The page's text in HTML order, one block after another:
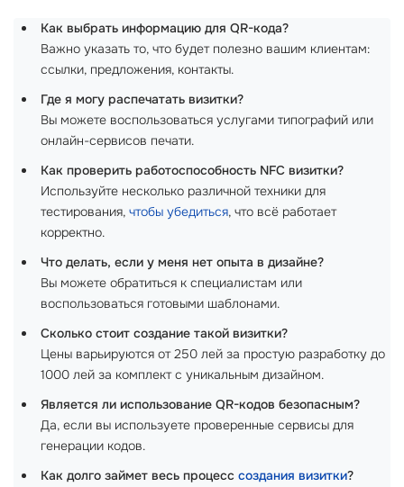
Как выбрать информацию для QR-кода?
Важно указать то, что будет полезно вашим клиентам:
ссылки, предложения, контакты.
Где я могу распечатать визитки?
Вы можете воспользоваться услугами типографий или
онлайн-сервисов печати.
Как проверить работоспособность NFC визитки?
Используйте несколько различной техники для
тестирования, чтобы убедиться, что всё работает
корректно.
Что делать, если у меня нет опыта в дизайне?
Вы можете обратиться к специалистам или
воспользоваться готовыми шаблонами.
Сколько стоит создание такой визитки?
Цены варьируются от 250 лей за простую разработку до
1000 лей за комплект с уникальным дизайном.
Является ли использование QR-кодов безопасным?
Да, если вы используете проверенные сервисы для
генерации кодов.
Как долго займет весь процесс создания визитки?